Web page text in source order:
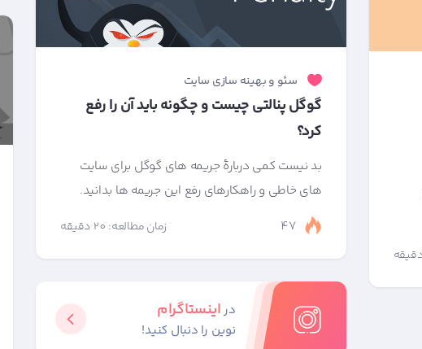
سئو و بهینه سازی سایت
گوگل پنالتی چیست و چگونه باید آن را رفع
کرد؟
بد نیست کمی دربارۀ جریمه های گوگل برای سایت
های خاطی و راهکارهای رفع این جریمه ها بدانید.
زمان مطالعه: 20 دقیقه 47
دراینستاگرام
نوین را دنبال کنید!